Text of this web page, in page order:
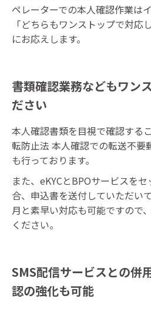
ペレーターでの本人確認作業は
「どちらもワンストップで対応
にお応えします。
書類確認業務などもワン
ださい
本人確認書類を目視で確認する
転防止法 本人確認での転送不要
も行っております。
また、eKYCとBPOサービスを
合、申込書を送付していただい
月と素早い対応も可能ですので
ください。
SMS配信サービスとの併
認の強化も可能